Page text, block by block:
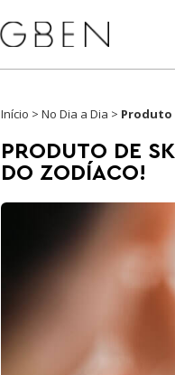
Início > No Dia a Dia > Produto
PRODUTO DE
DO ZODÍACO!